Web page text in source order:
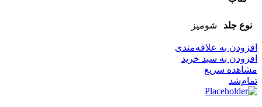
نوع جلد شومیز
افزودن به علاقه‌مندی
افزودن به سبد خرید
مشاهده سریع
تمام‌شد